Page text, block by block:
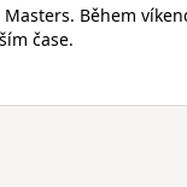
Během
čase.